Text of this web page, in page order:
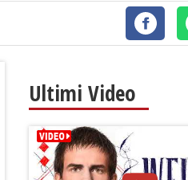
Ultimi Video